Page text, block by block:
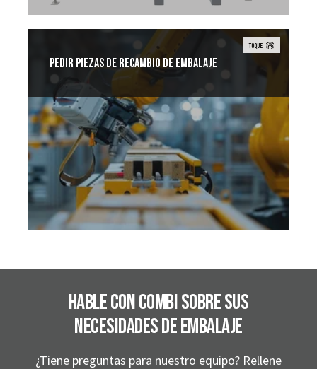
TOQUE
Pedir piezas de recambio de embalaje
Las piezas de repuesto Combi están
disponibles para todos los sistemas de
envasado automatizado, incluidas las
máquinas Combi y las precintadoras de
cajas 3M-Matic™.
Hable con Combi sobre sus
necesidades de embalaje
¿Tiene preguntas para nuestro equipo? Rellene